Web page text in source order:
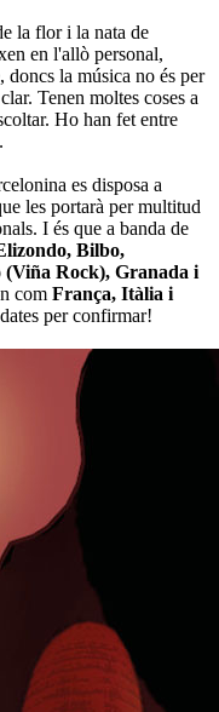
la flor i la nata de
en l'allò personal,
la música no és per
Tenen moltes coses a
Ho han fet entre
es disposa a
les portarà per multitud
I és que a banda de
Bilbo,
(Viña Rock), Granada i
com França, Itàlia i
per confirmar!